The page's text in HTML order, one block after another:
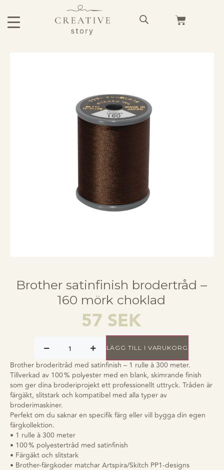
Brother satinfinish brodertråd –
160 mörk choklad
57 SEK
LÄGG TILL I VARUKORG
Brother broderitråd med satinfinish – 1 rulle à 300 meter.
Tillverkad av 100 % polyester med en blank, skimrande finish
som ger dina broderiprojekt ett professionellt uttryck. Tråden är
färgäkt, slitstark och kompatibel med alla typer av
broderimaskiner.
Perfekt om du saknar en specifik färg eller vill bygga din egen
färgkollektion.
• 1 rulle à 300 meter
• 100 % polyestertråd med satinfinish
• Färgäkt och slitstark
• Brother-färgkoder matchar Artspira/Skitch PP1-designs